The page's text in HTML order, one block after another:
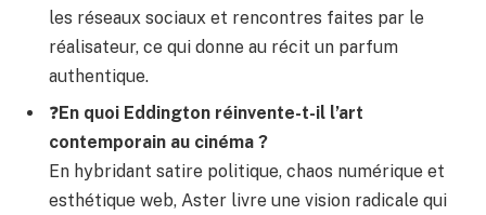
les réseaux sociaux et rencontres faites par le
réalisateur, ce qui donne au récit un parfum
authentique.
❓En quoi Eddington réinvente-t-il l’art
contemporain au cinéma ?
En hybridant satire politique, chaos numérique et
esthétique web, Aster livre une vision radicale qui